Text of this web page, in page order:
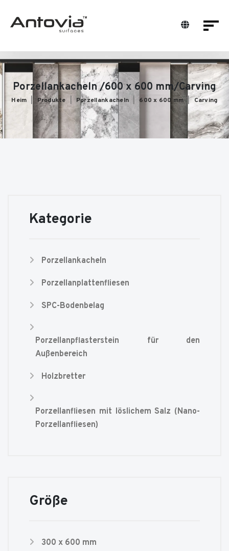
Porzellankacheln /600 x 600 mm/Carving
Heim Produkte Porzellankacheln 600 x 600 mm Carving
Kategorie
Porzellankacheln
Porzellanplattenfliesen
SPC-Bodenbelag
Porzellanpflasterstein für den
Außenbereich
Holzbretter
Porzellanfliesen mit löslichem Salz (Nano-
Porzellanfliesen)
Größe
300 x 600 mm